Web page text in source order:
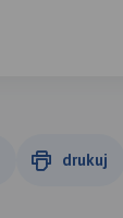
drukuj